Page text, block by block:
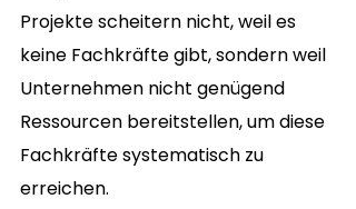
Projekte scheitern nicht, weil es
keine Fachkräfte gibt, sondern weil
Unternehmen nicht genügend
Ressourcen bereitstellen, um diese
Fachkräfte systematisch zu
erreichen.